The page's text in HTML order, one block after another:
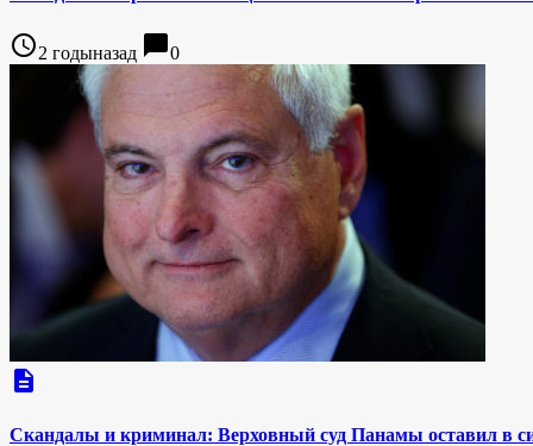
access_time2 годыназад chat_bubble0
description
Скандалы и криминал: Верховный суд Панамы оставил в